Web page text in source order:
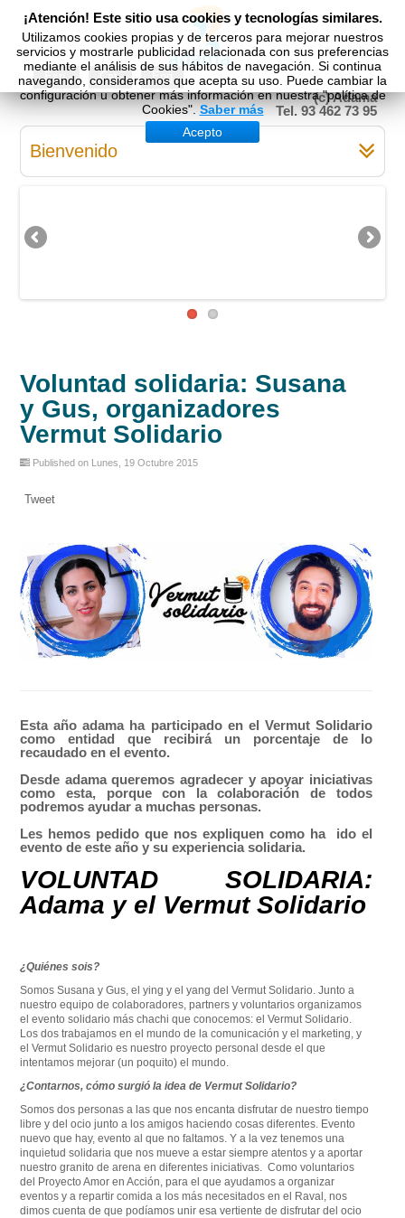
Esp Cat Eng
(c) Adama
Tel. 93 462 73 95
¡Atención! Este sitio usa cookies y tecnologías similares.
Utilizamos cookies propias y de terceros para mejorar nuestros
servicios y mostrarle publicidad relacionada con sus preferencias
mediante el análisis de sus hábitos de navegación. Si continua
navegando, consideramos que acepta su uso. Puede cambiar la
configuración u obtener más información en nuestra "política de
Cookies". Saber más
Acepto
Bienvenido
Voluntad solidaria: Susana
y Gus, organizadores
Vermut Solidario
Published on Lunes, 19 Octubre 2015
Tweet
Esta año adama ha participado en el Vermut Solidario
como entidad que recibirá un porcentaje de lo
recaudado en el evento.
Desde adama queremos agradecer y apoyar iniciativas
como esta, porque con la colaboración de todos
podremos ayudar a muchas personas.
Les hemos pedido que nos expliquen como ha ido el
evento de este año y su experiencia solidaria.
VOLUNTAD SOLIDARIA:
Adama y el Vermut Solidario
¿Quiénes sois?
Somos Susana y Gus, el ying y el yang del Vermut Solidario. Junto a
nuestro equipo de colaboradores, partners y voluntarios organizamos
el evento solidario más chachi que conocemos: el Vermut Solidario.
Los dos trabajamos en el mundo de la comunicación y el marketing, y
el Vermut Solidario es nuestro proyecto personal desde el que
intentamos mejorar (un poquito) el mundo.
¿Contarnos, cómo surgió la idea de Vermut Solidario?
Somos dos personas a las que nos encanta disfrutar de nuestro tiempo
libre y del ocio junto a los amigos haciendo cosas diferentes. Evento
nuevo que hay, evento al que no faltamos. Y a la vez tenemos una
inquietud solidaria que nos mueve a estar siempre atentos y a aportar
nuestro granito de arena en diferentes iniciativas. Como voluntarios
del Proyecto Amor en Acción, para el que ayudamos a organizar
eventos y a repartir comida a los más necesitados en el Raval, nos
dimos cuenta de que podíamos unir esa vertiente de disfrutar del ocio